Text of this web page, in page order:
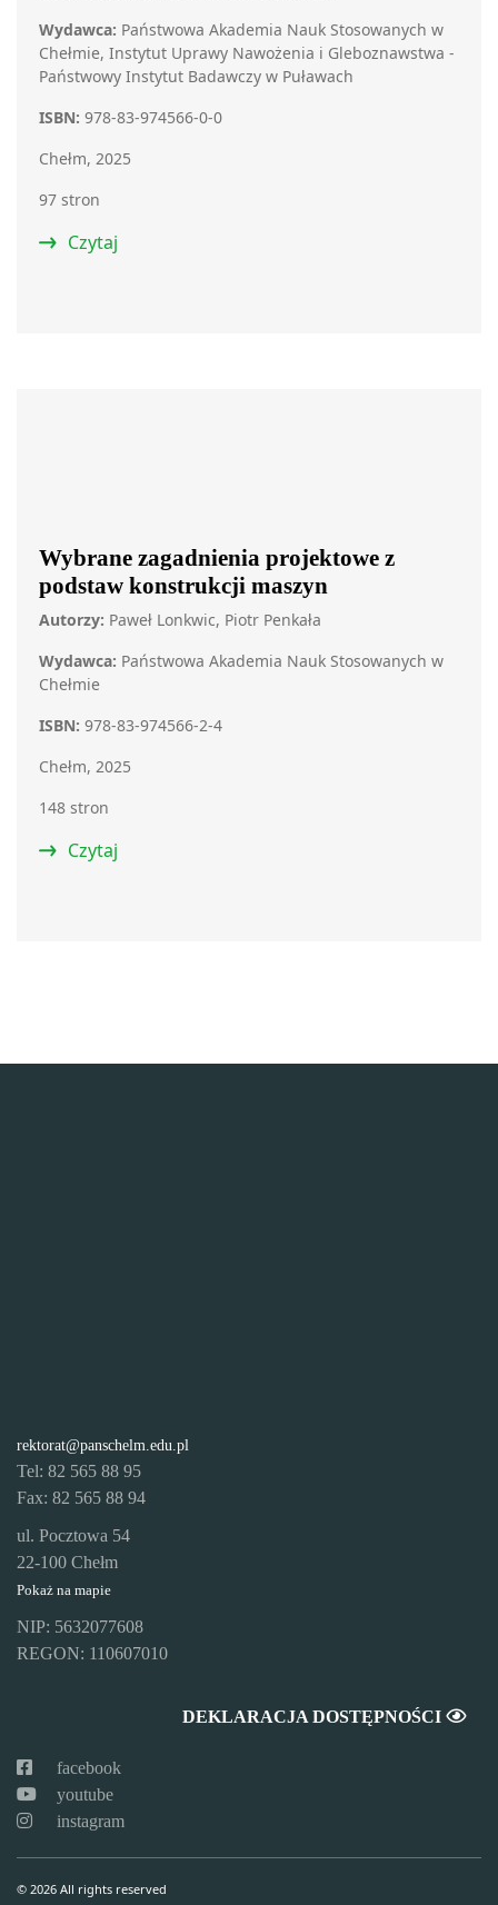
Wydawca: Państwowa Akademia Nauk Stosowanych w
Chełmie, Instytut Uprawy Nawożenia i Gleboznawstwa -
Państwowy Instytut Badawczy w Puławach
ISBN: 978-83-974566-0-0
Chełm, 2025
97 stron
Czytaj
Wybrane zagadnienia projektowe z
podstaw konstrukcji maszyn
Autorzy: Paweł Lonkwic, Piotr Penkała
Wydawca: Państwowa Akademia Nauk Stosowanych w
Chełmie
ISBN: 978-83-974566-2-4
Chełm, 2025
148 stron
Czytaj
rektorat@panschelm.edu.pl
Tel: 82 565 88 95
Fax: 82 565 88 94
ul. Pocztowa 54
22-100 Chełm
Pokaż na mapie
NIP: 5632077608
REGON: 110607010
DEKLARACJA DOSTĘPNOŚCI
facebook
youtube
instagram
© 2026 All rights reserved